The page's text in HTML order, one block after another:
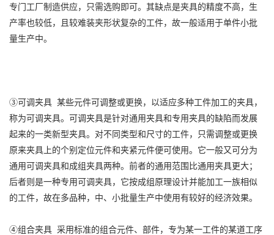
专门工厂制造供应，只需选购即可。其缺点是夹具的精度不高，生
产率也较低，且较难装夹形状复杂的工件，故一般适用于单件小批
量生产中。
③可调夹具 某些元件可调整或更换，以适应多种工件加工的夹具，
称为可调夹具。可调夹具是针对通用夹具和专用夹具的缺陷而发展
起来的一类新型夹具。对不同类型和尺寸的工件，只需调整或更换
原来夹具上的个别定位元件和夹紧元件便可使用。它一般又可分为
通用可调夹具和成组夹具两种。前者的通用范围比通用夹具更大；
后者则是一种专用可调夹具，它按成组原理设计并能加工一族相似
的工件，故在多品种，中、小批量生产中使用有较好的经济效果。
④组合夹具 采用标准的组合元件、部件，专为某一工件的某道工序